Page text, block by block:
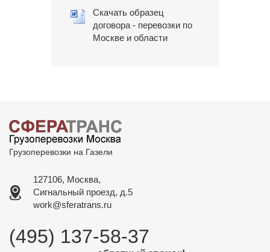
Скачать образец
договора - перевозки по
Москве и области
Грузоперевозки на Газели
127106, Москва,
Сигнальный проезд, д.5
work@sferatrans.ru
(495) 137-58-37